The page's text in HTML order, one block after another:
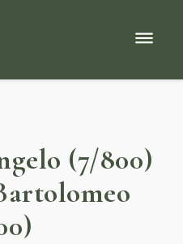
(7/800)